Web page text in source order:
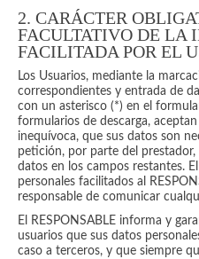
2. CARÁCTER
FACULTATIVO DE LA
FACILITADA POR EL
Los Usuarios, mediante la
correspondientes y entrada de
con un asterisco (*) en el
formularios de descarga,
inequívoca, que sus datos son
petición, por parte del
datos en los campos restantes.
personales facilitados al
responsable de comunicar
El RESPONSABLE informa y
usuarios que sus datos
caso a terceros, y que siempre